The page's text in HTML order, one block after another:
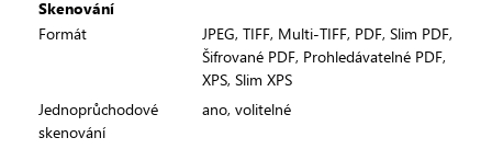
Skenování
Formát
JPEG, TIFF, Multi-TIFF, PDF, Slim PDF,
Šifrované PDF, Prohledávatelné PDF,
XPS, Slim XPS
Jednoprůchodové
skenování
ano, volitelné